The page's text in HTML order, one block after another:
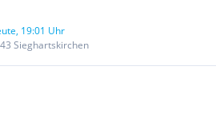
19:01 Uhr
Sieghartskirchen